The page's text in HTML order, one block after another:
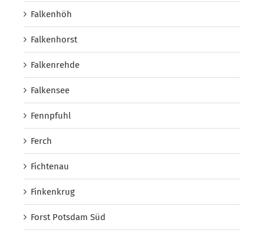
Falkenhöh
Falkenhorst
Falkenrehde
Falkensee
Fennpfuhl
Ferch
Fichtenau
Finkenkrug
Forst Potsdam Süd